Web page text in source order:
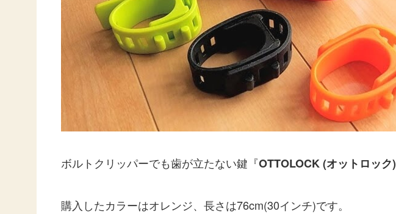
ボルトクリッパーでも歯が立たない鍵『OTTOLOCK (オットロック)
購入したカラーはオレンジ、長さは76cm(30インチ)です。